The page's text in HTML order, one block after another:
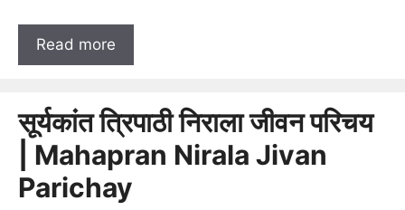
Read more
सूर्यकांत त्रिपाठी निराला जीवन परिचय
| Mahapran Nirala Jivan
Parichay